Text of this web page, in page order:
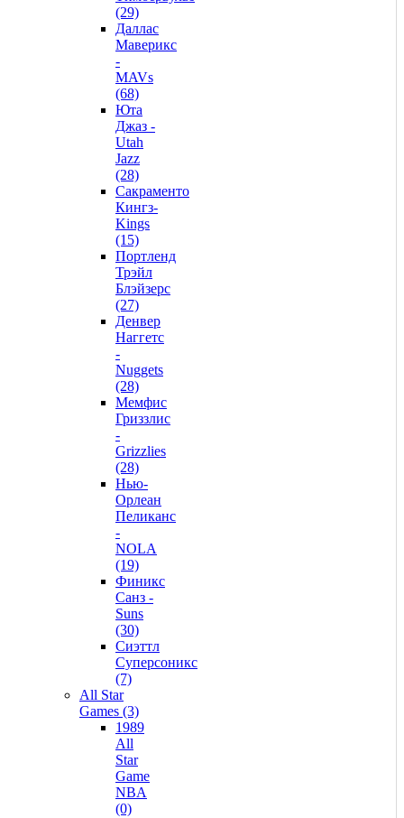
(29)
Даллас
Маверикс
-
MAVs
(68)
Юта
Джаз -
Utah
Jazz
(28)
Сакраменто
Кингз-
Kings
(15)
Портленд
Трэйл
Блэйзерс
(27)
Денвер
Наггетс
-
Nuggets
(28)
Мемфис
Гриззлис
-
Grizzlies
(28)
Нью-
Орлеан
Пеликанс
-
NOLA
(19)
Финикс
Санз -
Suns
(30)
Сиэттл
Суперсоникс
(7)
All Star
Games (3)
1989
All
Star
Game
NBA
(0)